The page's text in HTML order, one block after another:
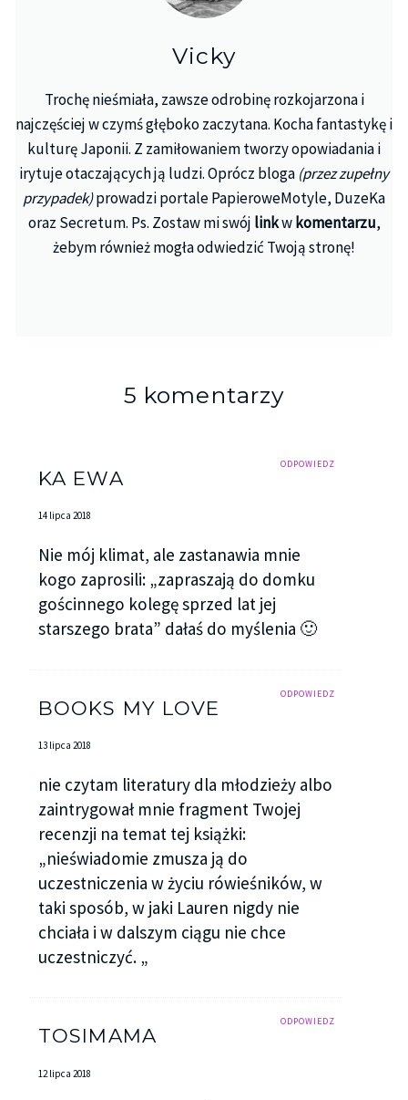
Vicky
Trochę nieśmiała, zawsze odrobinę rozkojarzona i
najczęściej w czymś głęboko zaczytana. Kocha fantastykę i
kulturę Japonii. Z zamiłowaniem tworzy opowiadania i
irytuje otaczających ją ludzi. Oprócz bloga (przez zupełny
przypadek)prowadzi portale PapieroweMotyle, DuzeKa
oraz Secretum. Ps. Zostaw mi swój linkwkomentarzu,
żebym również mogła odwiedzić Twoją stronę!
5 komentarzy
ODPOWIEDZ
KA EWA
14 lipca 2018
Nie mój klimat, ale zastanawia mnie
kogo zaprosili: „zapraszają do domku
gościnnego kolegę sprzed lat jej
starszego brata” dałaś do myślenia 🙂
ODPOWIEDZ
BOOKS MY LOVE
13 lipca 2018
nie czytam literatury dla młodzieży albo
zaintrygował mnie fragment Twojej
recenzji na temat tej książki:
„nieświadomie zmusza ją do
uczestniczenia w życiu rówieśników, w
taki sposób, w jaki Lauren nigdy nie
chciała i w dalszym ciągu nie chce
uczestniczyć. „
ODPOWIEDZ
TOSIMAMA
12 lipca 2018